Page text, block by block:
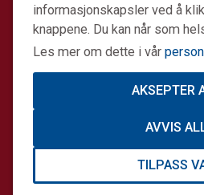
informasjonskapsler ved å
knappene. Du kan når som
Les mer om dette i vår
AKSEPTER
AVVIS
TILPASS
Stiftelsen Norsk Luftambulanse
Formålet er å fremme avansert
Stiftelsens datterselskap Norsk
er operatør på alle Norges